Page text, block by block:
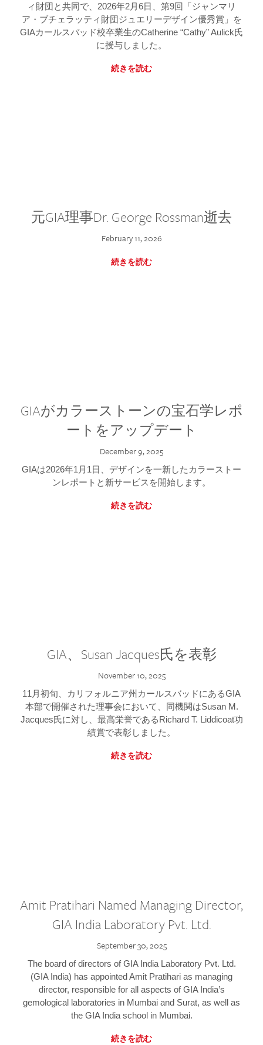
ィ財団と共同で、2026年2月6日、第9回「ジャンマリ
ア・ブチェラッティ財団ジュエリーデザイン優秀賞」を
GIAカールスバッド校卒業生のCatherine “Cathy” Aulick氏
に授与しました。
続きを読む
元GIA理事Dr. George Rossman逝去
February 11, 2026
続きを読む
GIAがカラーストーンの宝石学レポ
ートをアップデート
December 9, 2025
GIAは2026年1月1日、デザインを一新したカラーストー
ンレポートと新サービスを開始します。
続きを読む
GIA、Susan Jacques氏を表彰
November 10, 2025
11月初旬、カリフォルニア州カールスバッドにあるGIA
本部で開催された理事会において、同機関はSusan M.
Jacques氏に対し、最高栄誉であるRichard T. Liddicoat功
績賞で表彰しました。
続きを読む
Amit Pratihari Named Managing Director,
GIA India Laboratory Pvt. Ltd.
September 30, 2025
The board of directors of GIA India Laboratory Pvt. Ltd.
(GIA India) has appointed Amit Pratihari as managing
director, responsible for all aspects of GIA India’s
gemological laboratories in Mumbai and Surat, as well as
the GIA India school in Mumbai.
続きを読む